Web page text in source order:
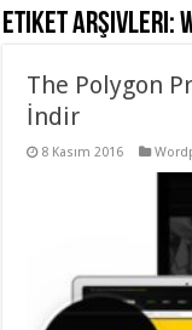
evden
eve
organizasyon,
gaziantep
evden
taşımacılık,
taşımacılık,
Etiket Arşivleri:
The Polygon
İndir
8 Kasım 2016